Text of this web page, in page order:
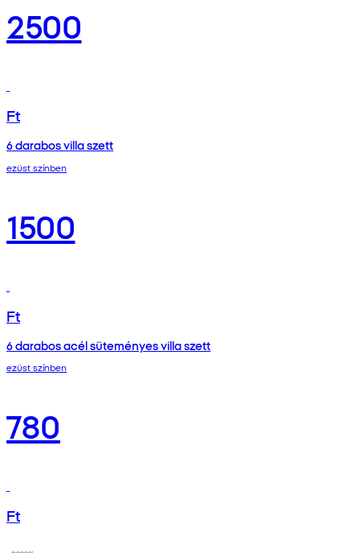
2500
Ft
6 darabos villa szett
ezüst színben
1500
Ft
6 darabos acél süteményes villa szett
ezüst színben
780
Ft